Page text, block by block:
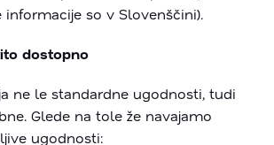
informacije so v Slovenščini).
dostopno
ne le standardne ugodnosti, tudi
Glede na tole že navajamo
ugodnosti: